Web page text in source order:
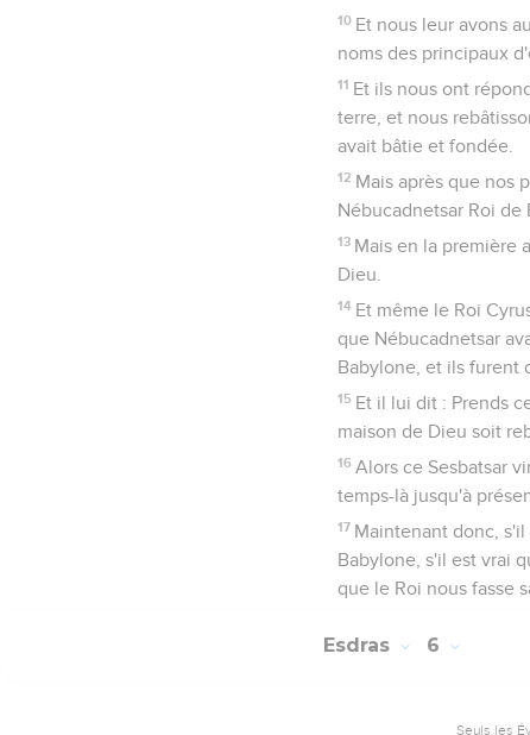
10 Et nous leur avons
noms des principaux
11 Et ils nous ont
terre, et nous
avait bâtie et fondée.
12 Mais après que nos
Nébucadnetsar Roi
13 Mais en la première
Dieu.
14 Et même le Roi
que Nébucadnetsar
Babylone, et ils furent
15 Et il lui dit : Prends
maison de Dieu soit
16 Alors ce Sesbatsar
temps-là jusqu'à
17 Maintenant donc,
Babylone, s'il est vrai
que le Roi nous fasse
Esdras 6
Seuls les